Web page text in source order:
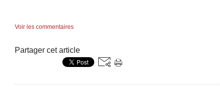
Voir les commentaires
Partager cet article